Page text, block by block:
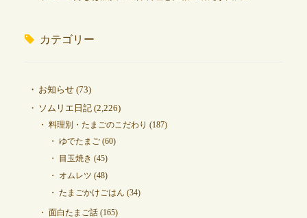
カテゴリー
お知らせ(73)
ソムリエ日記(2,226)
料理別・たまごのこだわり (187)
ゆでたまご(60)
目玉焼き (45)
オムレツ (48)
たまごかけごはん (34)
面白たまご話(165)